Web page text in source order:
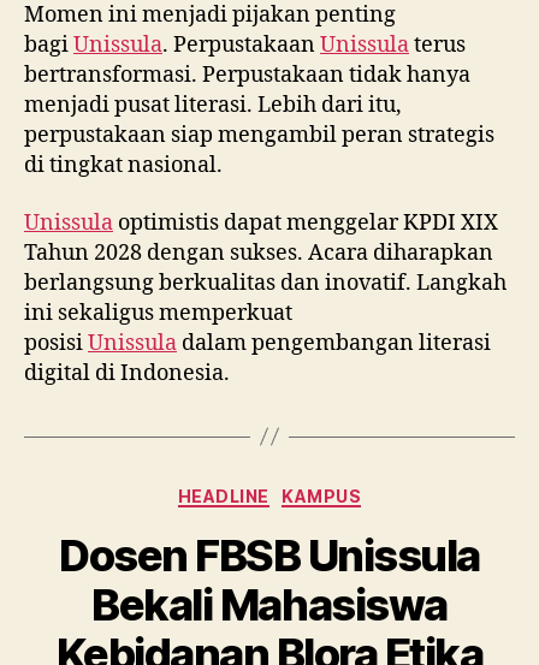
Momen ini menjadi pijakan penting
bagiUnissula. PerpustakaanUnissulaterus
bertransformasi. Perpustakaan tidak hanya
menjadi pusat literasi. Lebih dari itu,
perpustakaan siap mengambil peran strategis
di tingkat nasional.
Unissula optimistis dapat menggelar KPDI XIX
Tahun 2028 dengan sukses. Acara diharapkan
berlangsung berkualitas dan inovatif. Langkah
ini sekaligus memperkuat
posisiUnissula dalam pengembangan literasi
digital di Indonesia.
Categories
HEADLINE KAMPUS
Dosen FBSB Unissula
Bekali Mahasiswa